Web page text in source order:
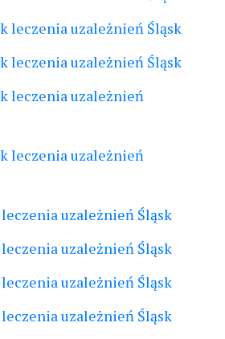
leczenia uzależnień Śląsk
leczenia uzależnień Śląsk
leczenia uzależnień
leczenia uzależnień
uzależnień Śląsk
uzależnień Śląsk
uzależnień Śląsk
uzależnień Śląsk